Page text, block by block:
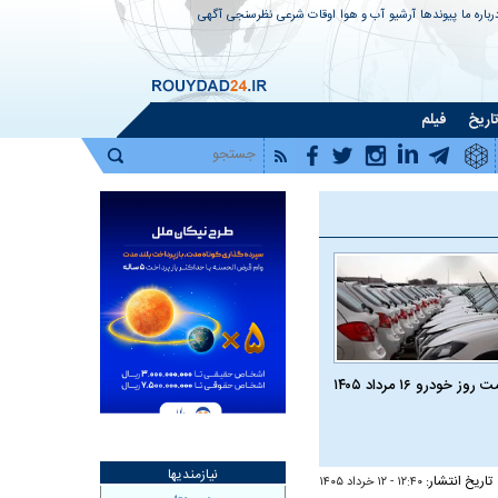
ما پیوندها آرشیو آب و هوا اوقات شرعی نظرسنجی آگهی
تاریخ فیلم
خودرو ۱۶ مرداد ۱۴۰۵
تاریخ انتشار: ۱۲:۴۰ - ۱۲ خرداد ۱۴۰۵ نیازمندیها